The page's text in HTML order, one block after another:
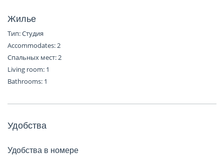
Жилье
Тип: Студия
Accommodates: 2
Спальных мест: 2
Living room: 1
Bathrooms: 1
Удобства
Удобства в номере